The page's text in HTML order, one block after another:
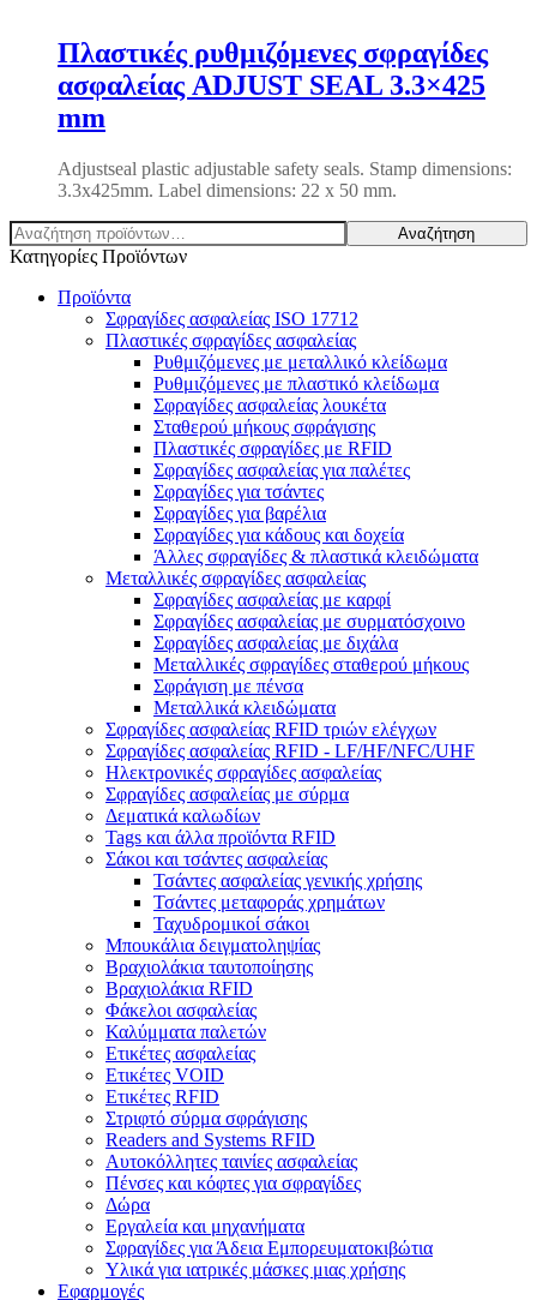
Πλαστικές ρυθμιζόμενες σφραγίδες
ασφαλείας ADJUST SEAL 3.3×425
mm
Adjustseal plastic adjustable safety seals. Stamp dimensions:
3.3x425mm. Label dimensions: 22 x 50 mm.
Αναζήτηση
για:
Αναζήτηση
Κατηγορίες Προϊόντων
Προϊόντα
Σφραγίδες ασφαλείας ISO 17712
Πλαστικές σφραγίδες ασφαλείας
Ρυθμιζόμενες με μεταλλικό κλείδωμα
Ρυθμιζόμενες με πλαστικό κλείδωμα
Σφραγίδες ασφαλείας λουκέτα
Σταθερού μήκους σφράγισης
Πλαστικές σφραγίδες με RFID
Σφραγίδες ασφαλείας για παλέτες
Σφραγίδες για τσάντες
Σφραγίδες για βαρέλια
Σφραγίδες για κάδους και δοχεία
Άλλες σφραγίδες & πλαστικά κλειδώματα
Μεταλλικές σφραγίδες ασφαλείας
Σφραγίδες ασφαλείας με καρφί
Σφραγίδες ασφαλείας με συρματόσχοινο
Σφραγίδες ασφαλείας με διχάλα
Μεταλλικές σφραγίδες σταθερού μήκους
Σφράγιση με πένσα
Μεταλλικά κλειδώματα
Σφραγίδες ασφαλείας RFID τριών ελέγχων
Σφραγίδες ασφαλείας RFID - LF/HF/NFC/UHF
Ηλεκτρονικές σφραγίδες ασφαλείας
Σφραγίδες ασφαλείας με σύρμα
Δεματικά καλωδίων
Tags και άλλα προϊόντα RFID
Σάκοι και τσάντες ασφαλείας
Τσάντες ασφαλείας γενικής χρήσης
Τσάντες μεταφοράς χρημάτων
Ταχυδρομικοί σάκοι
Μπουκάλια δειγματοληψίας
Βραχιολάκια ταυτοποίησης
Βραχιολάκια RFID
Φάκελοι ασφαλείας
Καλύμματα παλετών
Ετικέτες ασφαλείας
Ετικέτες VOID
Ετικέτες RFID
Στριφτό σύρμα σφράγισης
Readers and Systems RFID
Αυτοκόλλητες ταινίες ασφαλείας
Πένσες και κόφτες για σφραγίδες
Δώρα
Εργαλεία και μηχανήματα
Σφραγίδες για Άδεια Εμπορευματοκιβώτια
Υλικά για ιατρικές μάσκες μιας χρήσης
Εφαρμογές